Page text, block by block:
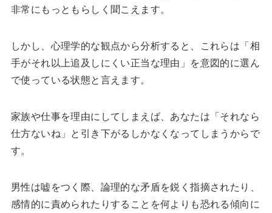
非常にもっともらしく聞こえます。
しかし、心理学的な観点から分析すると、これらは「相
手がそれ以上追及しにくい正当な理由」を意図的に選ん
で使っている状態と言えます。
家族や仕事を理由にしてしまえば、あなたは「それなら
仕方ないね」と引き下がるしかなくなってしまうからで
す。
男性は嘘をつく際、論理的な矛盾を鋭く指摘されたり、
感情的に責められたりすることを何よりも恐れる傾向に